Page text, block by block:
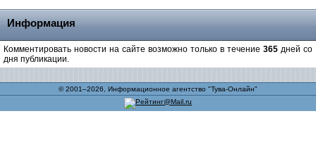
Информация
Комментировать новости на сайте возможно только в течение 365 дней со
дня публикации.
© 2001–2026, Информационное агентство "Тува-Онлайн"